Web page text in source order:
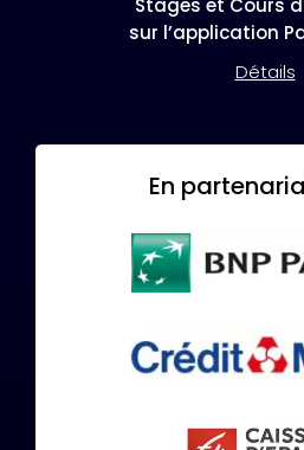
Stages et Cours
sur l’application
Détails
En